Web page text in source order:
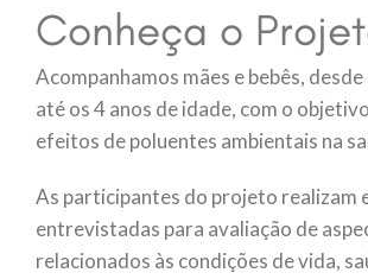
Conheça o
Acompanhamos mães e bebês,
até os 4 anos de idade, com o
efeitos de poluentes ambientais na
As participantes do projeto realizam
entrevistadas para avaliação de
relacionados às condições de vida,